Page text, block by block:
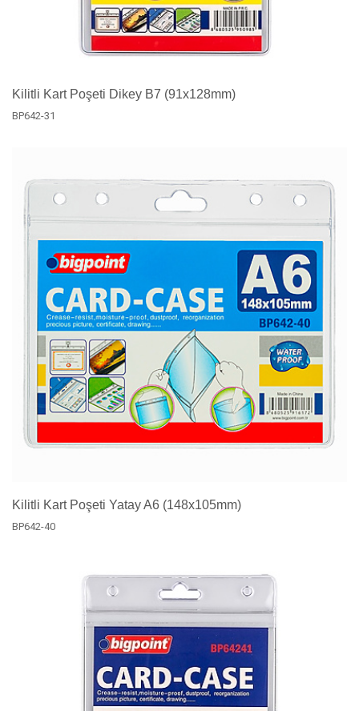
Kilitli Kart Poşeti Dikey B7 (91x128mm)
BP642-31
Kilitli Kart Poşeti Yatay A6 (148x105mm)
BP642-40